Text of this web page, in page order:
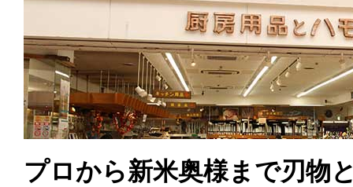
プロから新米奥様まで刃物